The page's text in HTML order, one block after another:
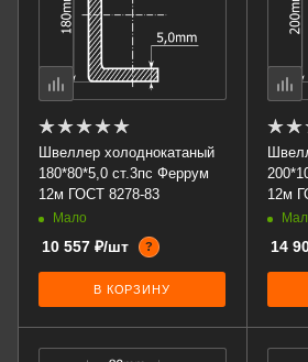
Швеллер холоднокатаный
180*80*5,0 ст.3пс Феррум
12м ГОСТ 8278-83
Мало
10 557 ₽/шт ?
В КОРЗИНУ
12м
14